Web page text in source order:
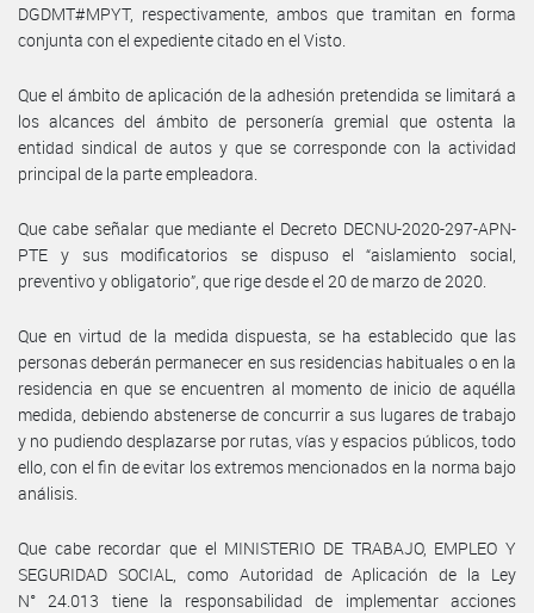
DGDMT#MPYT, respectivamente, ambos que tramitan en forma
conjunta con el expediente citado en el Visto.
Que el ámbito de aplicación de la adhesión pretendida se limitará a
los alcances del ámbito de personería gremial que ostenta la
entidad sindical de autos y que se corresponde con la actividad
principal de la parte empleadora.
Que cabe señalar que mediante el Decreto DECNU-2020-297-APN-
PTE y sus modificatorios se dispuso el “aislamiento social,
preventivo y obligatorio”, que rige desde el 20 de marzo de 2020.
Que en virtud de la medida dispuesta, se ha establecido que las
personas deberán permanecer en sus residencias habituales o en la
residencia en que se encuentren al momento de inicio de aquélla
medida, debiendo abstenerse de concurrir a sus lugares de trabajo
y no pudiendo desplazarse por rutas, vías y espacios públicos, todo
ello, con el fin de evitar los extremos mencionados en la norma bajo
análisis.
Que cabe recordar que el MINISTERIO DE TRABAJO, EMPLEO Y
SEGURIDAD SOCIAL, como Autoridad de Aplicación de la Ley
N° 24.013 tiene la responsabilidad de implementar acciones